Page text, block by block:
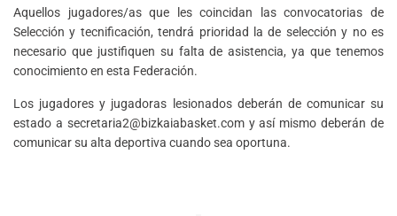
Aquellos jugadores/as que les coincidan las convocatorias de
Selección y tecnificación, tendrá prioridad la de selección y no es
necesario que justifiquen su falta de asistencia, ya que tenemos
conocimiento en esta Federación.
Los jugadores y jugadoras lesionados deberán de comunicar su
estado a secretaria2@bizkaiabasket.com y así mismo deberán de
comunicar su alta deportiva cuando sea oportuna.